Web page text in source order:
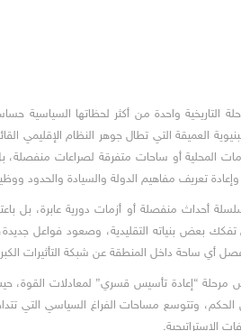
واحدة من أكثر لحظاتها السياسية
العميقة التي تطال جوهر النظام الإقليمي
المحلية أو ساحات متفرقة لصراعات منفصلة،
تعريف مفاهيم الدولة والسيادة والحدود
أحداث منفصلة أو أزمات دورية عابرة، بل
تفكك بعض بنياته التقليدية، وصعود فواعل
أي ساحة داخل المنطقة عن شبكة التأثيرات
مرحلة “إعادة تأسيس قسري” لمعادلات القوة، حيث
الحكم، وتتوسع مساحات الفراغ السياسي التي
الاستراتيجية.